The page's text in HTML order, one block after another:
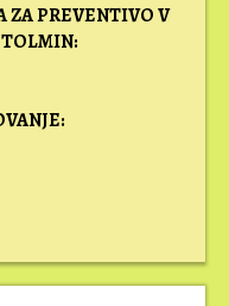
ZA PREVENTIVO V